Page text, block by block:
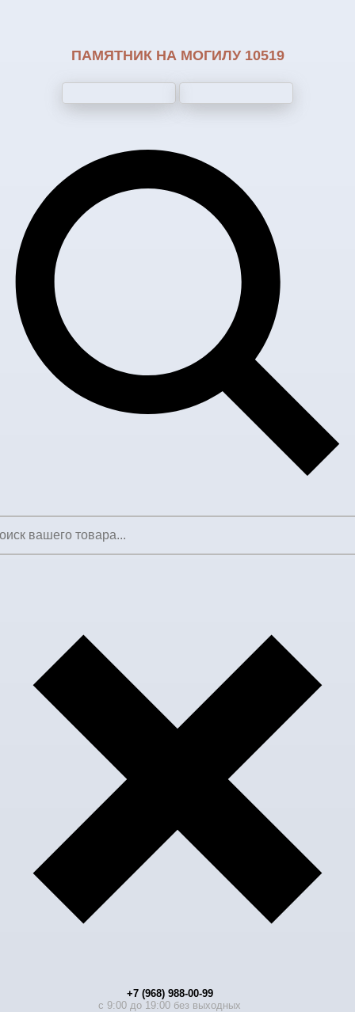
ПАМЯТНИК НА МОГИЛУ 10519
+7 (968) 988-00-99
с 9:00 до 19:00 без выходных